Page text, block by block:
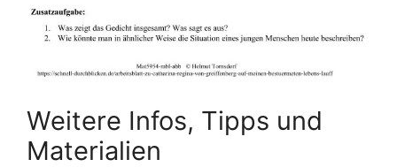
Weitere Infos, Tipps und
Materialien